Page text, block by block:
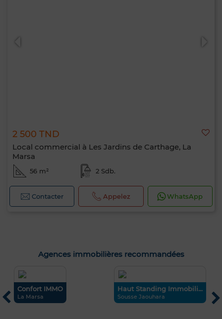
2 500 TND
Local commercial à Les Jardins de Carthage, La
Marsa
56 m² 2 Sdb.
Contacter Appelez WhatsApp
Agences immobilières recommandées
Confort IMMO
La Marsa
Haut Standing Immobili...
Sousse Jaouhara